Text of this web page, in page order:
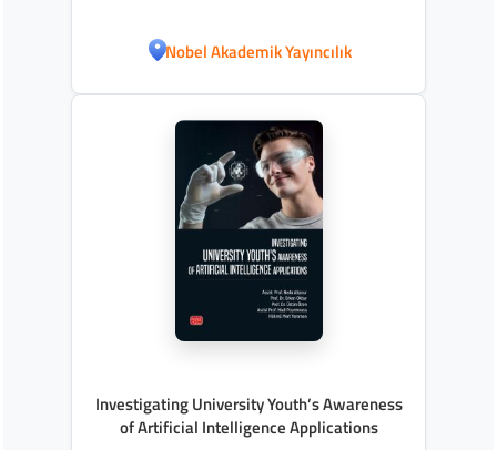
Nobel Akademik Yayıncılık
Investigating University Youth’s Awareness
of Artificial Intelligence Applications